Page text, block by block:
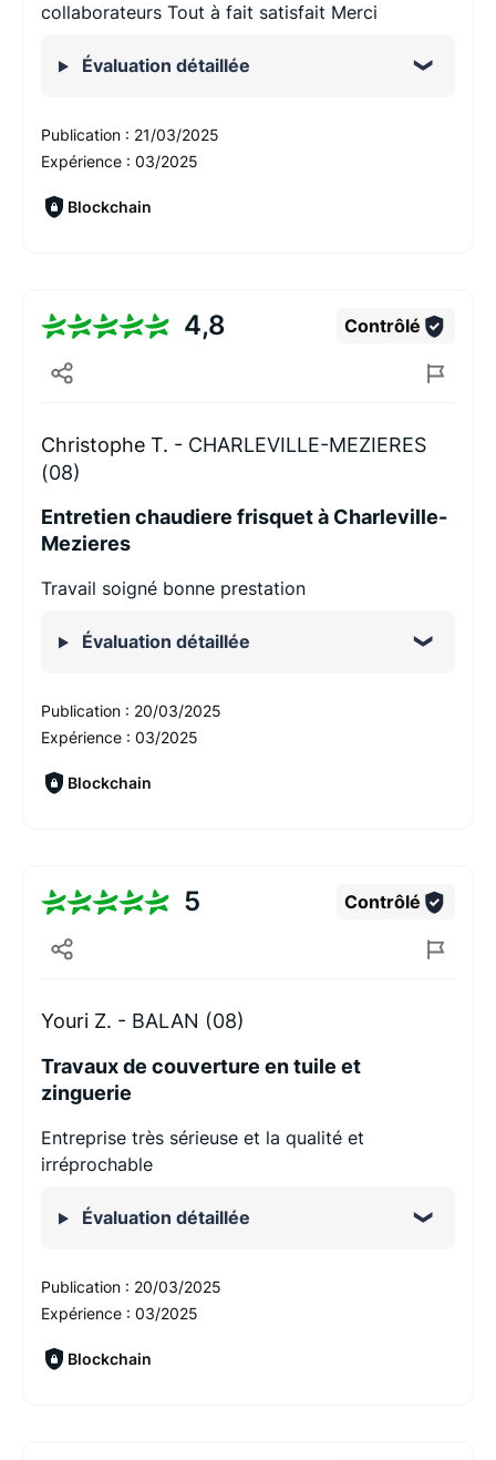
collaborateurs Tout à fait satisfait Merci
Évaluation détaillée
Publication : 21/03/2025
Expérience : 03/2025
Blockchain
4,8 Contrôlé
Christophe T. - CHARLEVILLE-MEZIERES
(08)
Entretien chaudiere frisquet à Charleville-
Mezieres
Travail soigné bonne prestation
Évaluation détaillée
Publication : 20/03/2025
Expérience : 03/2025
Blockchain
5 Contrôlé
Youri Z. - BALAN (08)
Travaux de couverture en tuile et
zinguerie
Entreprise très sérieuse et la qualité et
irréprochable
Évaluation détaillée
Publication : 20/03/2025
Expérience : 03/2025
Blockchain